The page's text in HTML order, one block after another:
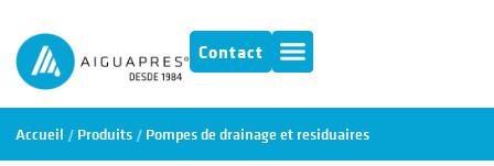
Contact
Accueil / Produits / Pompes de drainage et residuaires